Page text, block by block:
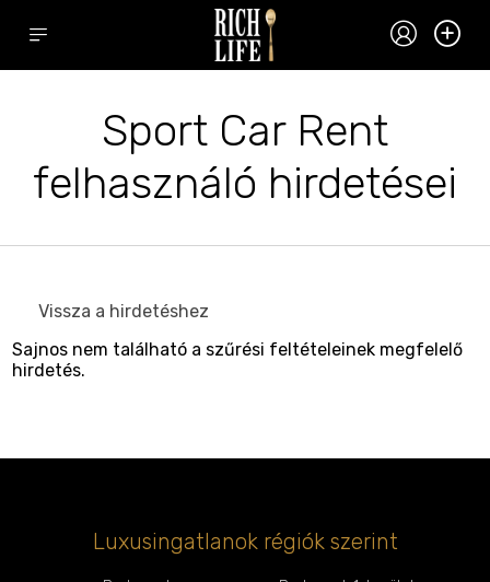
Sport Car Rent
felhasználó hirdetései
Vissza a hirdetéshez
Sajnos nem található a szűrési feltételeinek megfelelő
hirdetés.
Luxusingatlanok régiók szerint